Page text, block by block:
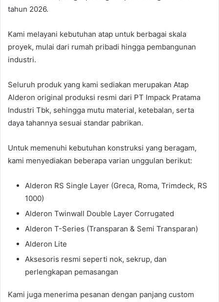
tahun 2026.
Kami melayani kebutuhan atap untuk berbagai skala
proyek, mulai dari rumah pribadi hingga pembangunan
industri.
Seluruh produk yang kami sediakan merupakan Atap
Alderon original produksi resmi dari PT Impack Pratama
Industri Tbk, sehingga mutu material, ketebalan, serta
daya tahannya sesuai standar pabrikan.
Untuk memenuhi kebutuhan konstruksi yang beragam,
kami menyediakan beberapa varian unggulan berikut:
Alderon RS Single Layer (Greca, Roma, Trimdeck, RS
1000)
Alderon Twinwall Double Layer Corrugated
Alderon T-Series (Transparan & Semi Transparan)
Alderon Lite
Aksesoris resmi seperti nok, sekrup, dan
perlengkapan pemasangan
Kami juga menerima pesanan dengan panjang custom